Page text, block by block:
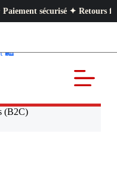
sécurisé ✦ Retours faciles
(B2C)